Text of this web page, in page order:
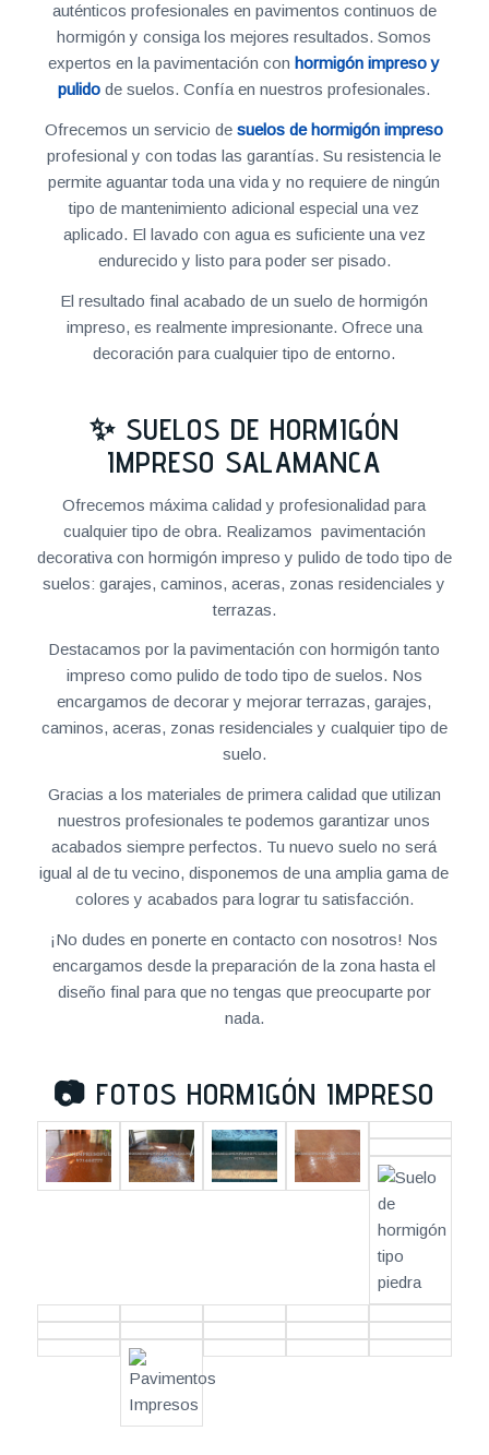
auténticos profesionales en pavimentos continuos de
hormigón y consiga los mejores resultados. Somos
expertos en la pavimentación conhormigón impreso y
pulido de suelos. Confía en nuestros profesionales.
Ofrecemos un servicio desuelos de hormigón impreso
profesional y con todas las garantías. Su resistencia le
permite aguantar toda una vida y no requiere de ningún
tipo de mantenimiento adicional especial una vez
aplicado. El lavado con agua es suficiente una vez
endurecido y listo para poder ser pisado.
El resultado final acabado de un suelo de hormigón
impreso, es realmente impresionante. Ofrece una
decoración para cualquier tipo de entorno.
✨ SUELOS DE HORMIGÓN
IMPRESO SALAMANCA
Ofrecemos máxima calidad y profesionalidad para
cualquier tipo de obra. Realizamos pavimentación
decorativa con hormigón impreso y pulido de todo tipo de
suelos: garajes, caminos, aceras, zonas residenciales y
terrazas.
Destacamos por la pavimentación con hormigón tanto
impreso como pulido de todo tipo de suelos. Nos
encargamos de decorar y mejorar terrazas, garajes,
caminos, aceras, zonas residenciales y cualquier tipo de
suelo.
Gracias a los materiales de primera calidad que utilizan
nuestros profesionales te podemos garantizar unos
acabados siempre perfectos. Tu nuevo suelo no será
igual al de tu vecino, disponemos de una amplia gama de
colores y acabados para lograr tu satisfacción.
¡No dudes en ponerte en contacto con nosotros! Nos
encargamos desde la preparación de la zona hasta el
diseño final para que no tengas que preocuparte por
nada.
📷 FOTOS HORMIGÓN IMPRESO